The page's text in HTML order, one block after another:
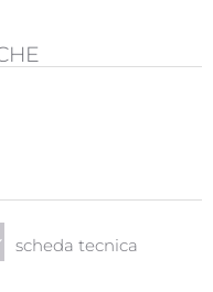
scheda tecnica